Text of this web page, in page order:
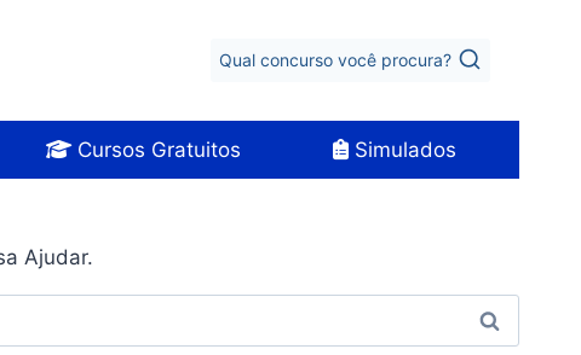
Qual concurso você procura?
Cursos Gratuitos Simulados
Ajudar.